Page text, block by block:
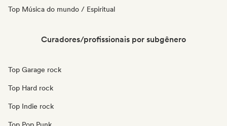
Top Música do mundo / Espiritual
Curadores/profissionais por subgênero
Top Garage rock
Top Hard rock
Top Indie rock